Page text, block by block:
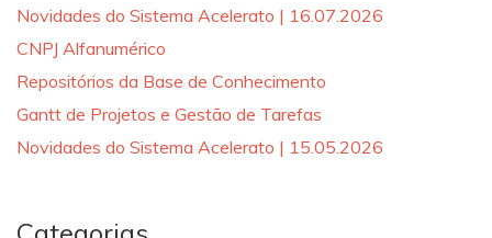
Novidades do Sistema Acelerato | 16.07.2026
CNPJ Alfanumérico
Repositórios da Base de Conhecimento
Gantt de Projetos e Gestão de Tarefas
Novidades do Sistema Acelerato | 15.05.2026